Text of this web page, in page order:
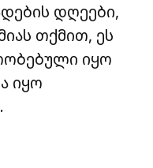
დღეები,
თქმით, ეს
იყო
იყო